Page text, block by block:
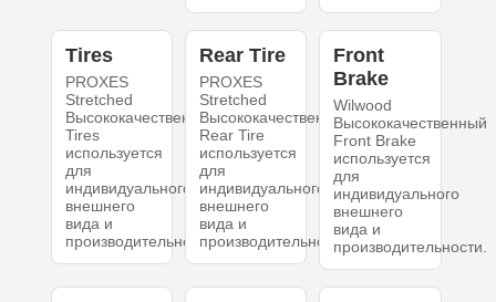
Tires
PROXES
Stretched
Высококачественный
Tires
используется
для
индивидуального
внешнего
вида и
производительности.
Rear Tire
PROXES
Stretched
Высококачественный
Rear Tire
используется
для
индивидуального
внешнего
вида и
производительности.
Front
Brake
Wilwood
Высококачественный
Front Brake
используется
для
индивидуального
внешнего
вида и
производительности.